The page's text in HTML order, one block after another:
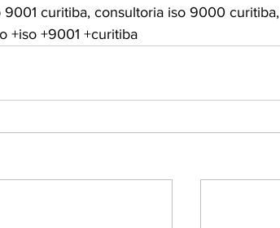
curitiba, consultoria iso 9000 curitiba,
+iso +9001 +curitiba